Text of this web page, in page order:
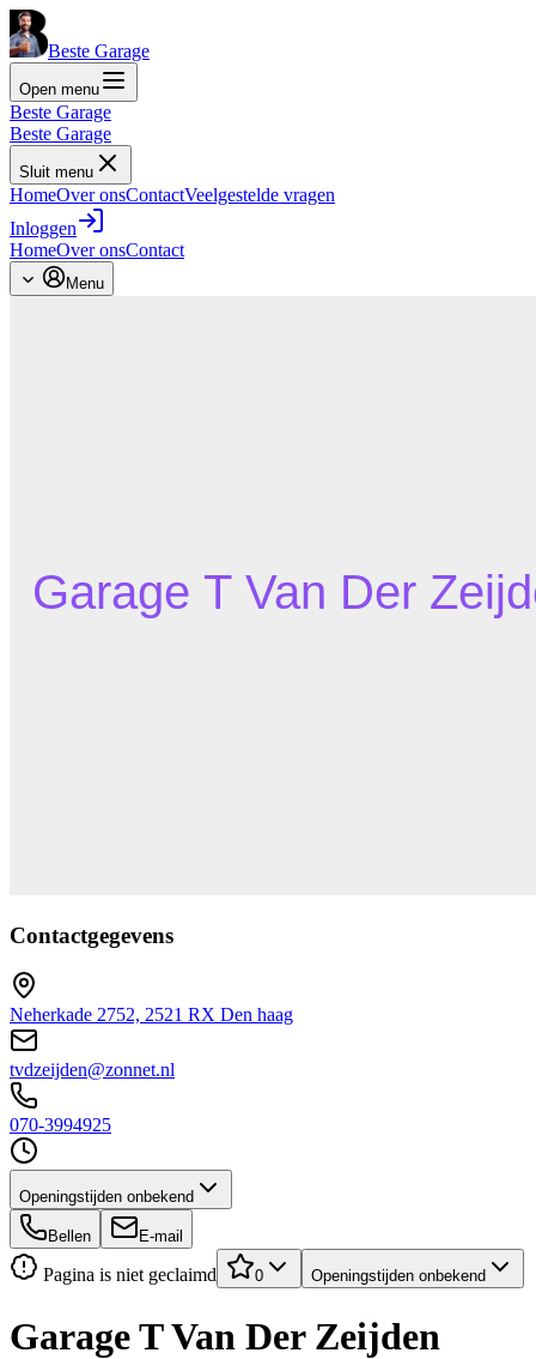
Beste Garage
Open menu
Beste Garage
Beste Garage
Sluit menu
HomeOver onsContactVeelgestelde vragen
Inloggen
HomeOver onsContact
Menu
Contactgegevens
Neherkade 2752, 2521 RX Den haag
tvdzeijden@zonnet.nl
070-3994925
Openingstijden onbekend
Bellen E-mail
Pagina is niet geclaimd 0 Openingstijden onbekend
Garage T Van Der Zeijden